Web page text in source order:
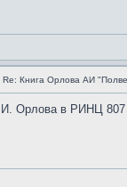
Re: Книга Орлова АИ
Орлова в РИНЦ 807